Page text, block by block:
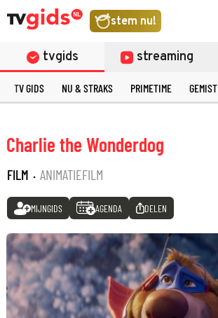
stem nu!
tvgids streaming
TV GIDS NU & STRAKS PRIMETIME GEMIST
Charlie the Wonderdog
FILM · ANIMATIEFILM
MIJNGIDS AGENDA DELEN